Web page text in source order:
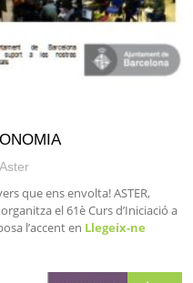
Aster
que ens envolta! ASTER,
el 61è Curs d’Iniciació a
l’accent en Llegeix-ne